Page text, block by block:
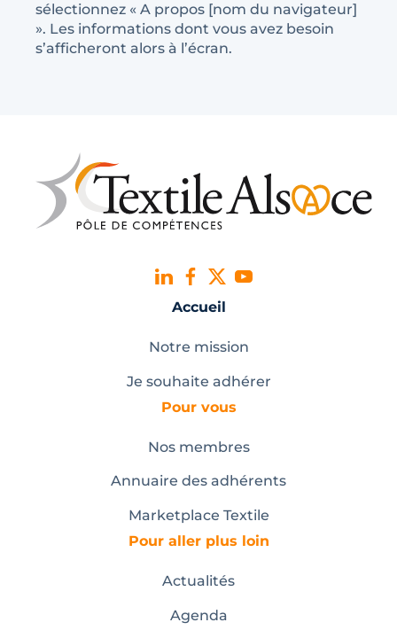
sélectionnez « A propos [nom du navigateur]
». Les informations dont vous avez besoin
s’afficheront alors à l’écran.
Accueil
Notre mission
Je souhaite adhérer
Pour vous
Nos membres
Annuaire des adhérents
Marketplace Textile
Pour aller plus loin
Actualités
Agenda